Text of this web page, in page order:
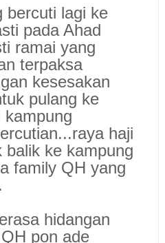
bercuti lagi ke
pada Ahad
ramai yang
terpaksa
kesesakan
pulang ke
kampung
haji
ke kampung
family QH yang
hidangan
pon ade